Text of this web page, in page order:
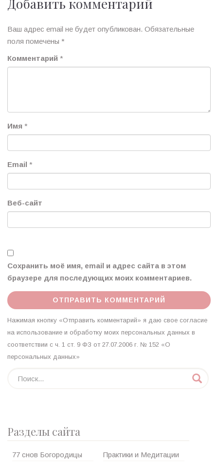
Добавить комментарий
Ваш адрес email не будет опубликован. Обязательные
поля помечены *
Комментарий *
Имя *
Email *
Веб-сайт
Сохранить моё имя, email и адрес сайта в этом
браузере для последующих моих комментариев.
Нажимая кнопку «Отправить комментарий» я даю свое согласие
на использование и обработку моих персональных данных в
соответствии с ч. 1 ст. 9 ФЗ от 27.07.2006 г. № 152 «О
персональных данных»
Разделы сайта
77 снов Богородицы Практики и Медитации